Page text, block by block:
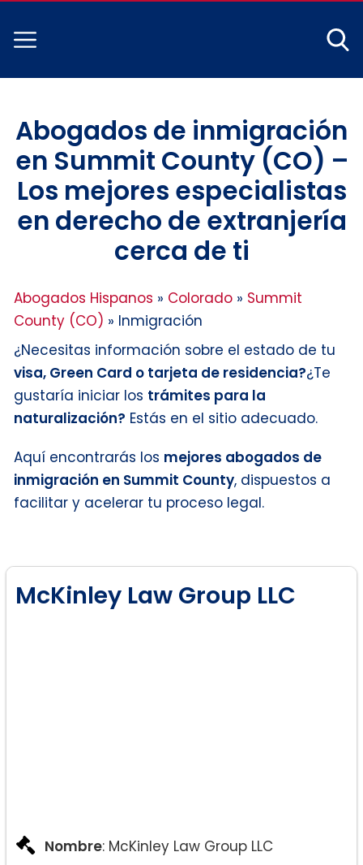
Abogados de inmigración
en Summit County (CO) –
Los mejores especialistas
en derecho de extranjería
cerca de ti
Abogados Hispanos » Colorado » Summit
County (CO) » Inmigración
¿Necesitas información sobre el estado de tu
visa, Green Card o tarjeta de residencia?¿Te
gustaría iniciar los trámites para la
naturalización? Estás en el sitio adecuado.
Aquí encontrarás los mejores abogados de
inmigración en Summit County, dispuestos a
facilitar y acelerar tu proceso legal.
McKinley Law Group LLC
Nombre: McKinley Law Group LLC